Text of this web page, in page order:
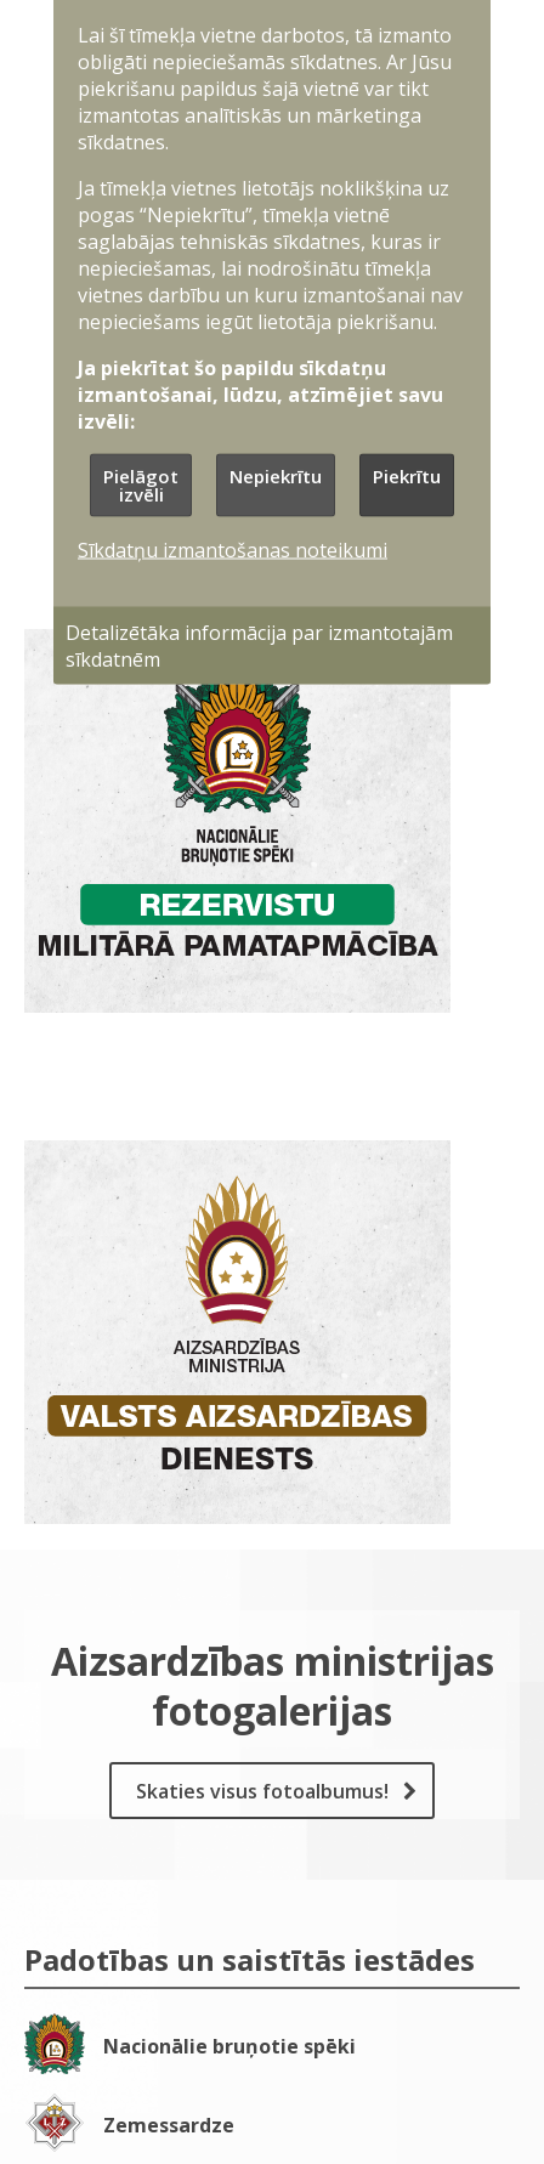
Aizsardzības ministrijas
fotogalerijas
Skaties visus fotoalbumus!
Padotības un saistītās iestādes
Nacionālie bruņotie spēki
Zemessardze
Lai šī tīmekļa vietne darbotos, tā izmanto
obligāti nepieciešamās sīkdatnes. Ar Jūsu
piekrišanu papildus šajā vietnē var tikt
izmantotas analītiskās un mārketinga
sīkdatnes.
Ja tīmekļa vietnes lietotājs noklikšķina uz
pogas “Nepiekrītu”, tīmekļa vietnē
saglabājas tehniskās sīkdatnes, kuras ir
nepieciešamas, lai nodrošinātu tīmekļa
vietnes darbību un kuru izmantošanai nav
nepieciešams iegūt lietotāja piekrišanu.
Ja piekrītat šo papildu sīkdatņu
izmantošanai, lūdzu, atzīmējiet savu
izvēli:
Pielāgot
izvēli
Nepiekrītu Piekrītu
Sīkdatņu izmantošanas noteikumi
Detalizētāka informācija par izmantotajām
sīkdatnēm